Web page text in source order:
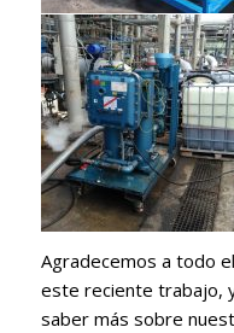
Agradecemos a todo
este reciente trabajo,
saber más sobre